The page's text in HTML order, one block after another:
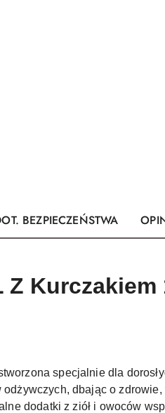
BEZPIECZEŃSTWA
Kurczakiem
specjalnie dla
dbając o
dodatki z ziół i owoców